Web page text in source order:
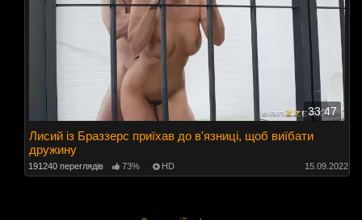
33:47
Лисий із Браззерс приїхав до в'язниці, щоб виїбати
дружину
191240 переглядів 73% HD 15.09.2022